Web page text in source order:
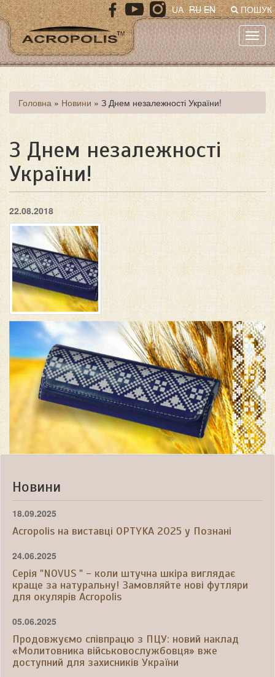
Перейти
до
основного
матеріалу
ПОШУК
UA RU EN
Ви
є
тут
Головна » Новини » З Днем незалежності України!
З Днем незалежності
України!
22.08.2018
Новини
18.09.2025
Acropolis на виставці OPTYKA 2025 у Познані
24.06.2025
Серія "NOVUS " - коли штучна шкіра виглядає
краще за натуральну! Замовляйте нові футляри
для окулярів Acropolis
05.06.2025
Продовжуємо співпрацю з ПЦУ: новий наклад
«Молитовника військовослужбовця» вже
доступний для захисників України